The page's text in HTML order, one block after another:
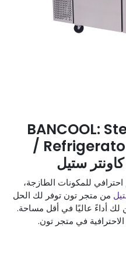
BANCOOL:
Refrigerator 1.5M MODEL 9132 /
كاونتر ستيل
للمكونات الطازجة،
من متجر تون توفر لك الحل
لك أداءً عاليًا في أقل مساحة.
في متجر تون.